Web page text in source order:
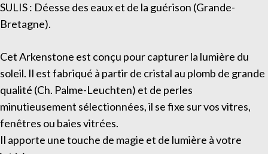
SULIS : Déesse des eaux et de la guérison (Grande-
Bretagne).
Cet Arkenstone est conçu pour capturer la lumière du
soleil. Il est fabriqué à partir de cristal au plomb de grande
qualité (Ch. Palme-Leuchten) et de perles
minutieusement sélectionnées, il se fixe sur vos vitres,
fenêtres ou baies vitrées.
Il apporte une touche de magie et de lumière à votre